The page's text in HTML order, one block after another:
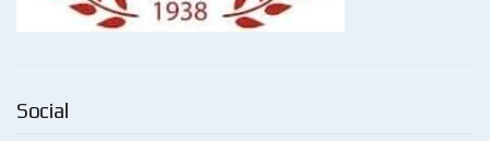
Social